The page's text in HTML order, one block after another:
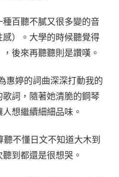
百聽不膩又很多變的音
）。大學的時候聽覺得
後來再聽聽則是讚嘆。
惠婷的詞曲深深打動我的
詞，隨著她清脆的鋼琴
想繼續細細品味。
聽不懂日文不知道大木到
到都還是很想哭。